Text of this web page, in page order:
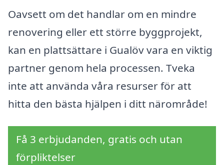
Oavsett om det handlar om en mindre
renovering eller ett större byggprojekt,
kan en plattsättare i Gualöv vara en viktig
partner genom hela processen. Tveka
inte att använda våra resurser för att
hitta den bästa hjälpen i ditt närområde!
Få 3 erbjudanden, gratis och utan
förpliktelser